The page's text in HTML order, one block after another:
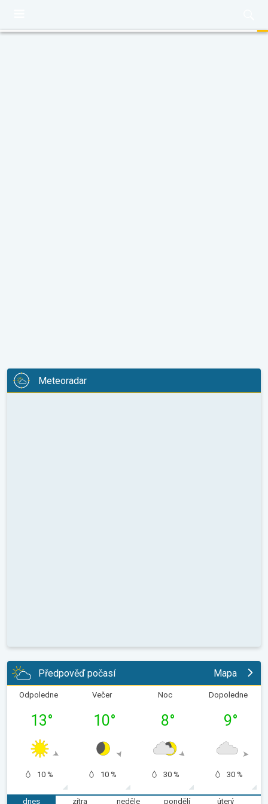
Meteoradar
Předpověď počasí Mapa
Odpoledne
13°
10 %
Večer
10°
10 %
Noc
8°
30 %
Dopoledne
9°
30 %
dnes
zítra
neděle
pondělí
úterý